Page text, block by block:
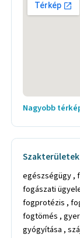
Nagyobb
egészségügy ,
fogászati
fogprotézis ,
fogtömés ,
gyógyítása ,